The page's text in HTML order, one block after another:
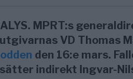
MPRT:s
VD Thomas
den 16:e mars.
indirekt Ingvar-